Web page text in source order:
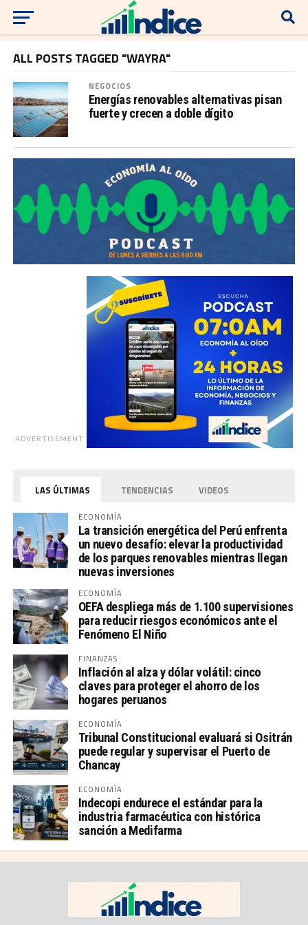
ALL POSTS TAGGED "WAYRA"
NEGOCIOS
Energías renovables alternativas pisan
fuerte y crecen a doble dígito
ADVERTISEMENT
LAS ÚLTIMAS TENDENCIAS VIDEOS
ECONOMÍA
La transición energética del Perú enfrenta
un nuevo desafío: elevar la productividad
de los parques renovables mientras llegan
nuevas inversiones
ECONOMÍA
OEFA despliega más de 1.100 supervisiones
para reducir riesgos económicos ante el
Fenómeno El Niño
FINANZAS
Inflación al alza y dólar volátil: cinco
claves para proteger el ahorro de los
hogares peruanos
ECONOMÍA
Tribunal Constitucional evaluará si Ositrán
puede regular y supervisar el Puerto de
Chancay
ECONOMÍA
Indecopi endurece el estándar para la
industria farmacéutica con histórica
sanción a Medifarma